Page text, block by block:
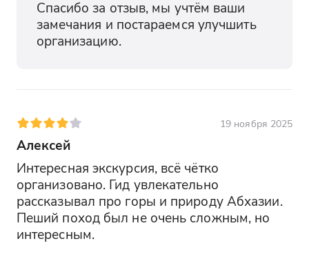
Спасибо за отзыв, мы учтём ваши
замечания и постараемся улучшить
организацию.
19 ноября 2025
Алексей
Интересная экскурсия, всё чётко
организовано. Гид увлекательно
рассказывал про горы и природу Абхазии.
Пеший поход был не очень сложным, но
интересным.